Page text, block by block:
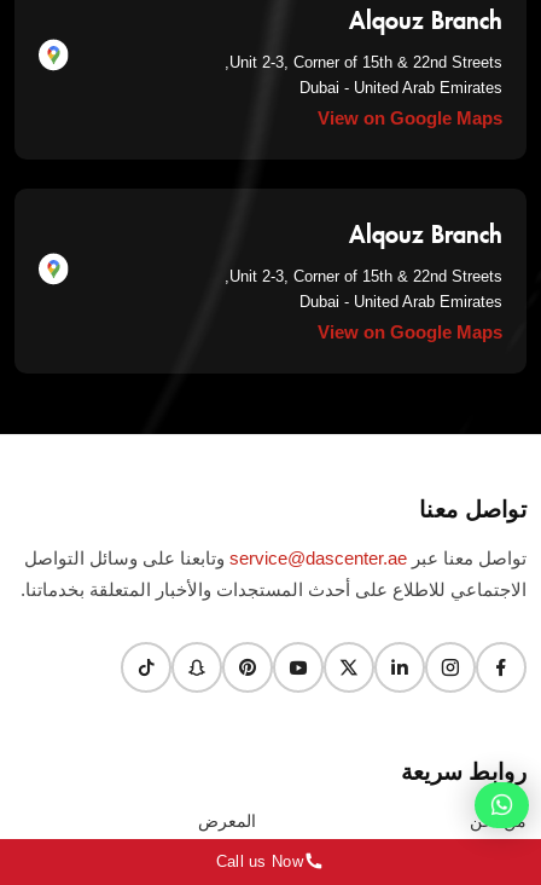
Alqouz Branch
Unit 2-3, Corner of 15th & 22nd Streets,
Dubai - United Arab Emirates
View on Google Maps
Alqouz Branch
Unit 2-3, Corner of 15th & 22nd Streets,
Dubai - United Arab Emirates
View on Google Maps
تواصل معنا
تواصل معنا عبر service@dascenter.ae وتابعنا على وسائل التواصل
الاجتماعي للاطلاع على أحدث المستجدات والأخبار المتعلقة بخدماتنا.
روابط سريعة
من نحن المعرض
الشروط & الأحكامCall us Now